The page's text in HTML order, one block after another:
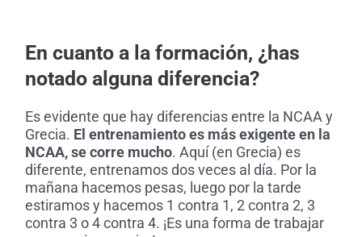
En cuanto a la formación, ¿has
notado alguna diferencia?
Es evidente que hay diferencias entre la NCAA y
Grecia. El entrenamiento es más exigente en la
NCAA, se corre mucho. Aquí (en Grecia) es
diferente, entrenamos dos veces al día. Por la
mañana hacemos pesas, luego por la tarde
estiramos y hacemos 1 contra 1, 2 contra 2, 3
contra 3 o 4 contra 4. ¡Es una forma de trabajar